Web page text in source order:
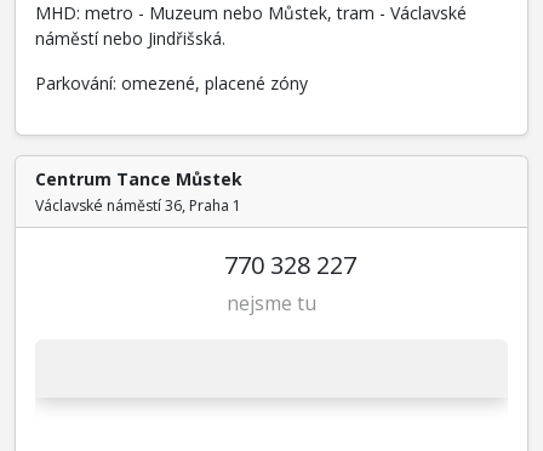
MHD: metro - Muzeum nebo Můstek, tram - Václavské
náměstí nebo Jindřišská.
Parkování: omezené, placené zóny
Centrum Tance Můstek
Václavské náměstí 36, Praha 1
770 328 227
nejsme tu